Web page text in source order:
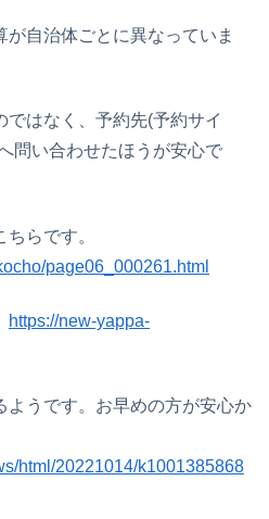
自治体ごとに異なっていま
はなく、予約先(予約サイ
問い合わせたほうが安心で
らです。
page06_000261.html
https://new-yappa-
うです。お早めの方が安心か
html/20221014/k1001385868